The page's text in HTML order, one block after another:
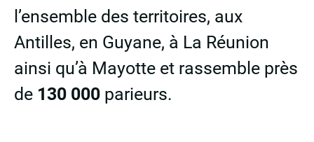
l’ensemble des territoires, aux
Antilles, en Guyane, à La Réunion
ainsi qu’à Mayotte et rassemble près
de 130 000 parieurs.